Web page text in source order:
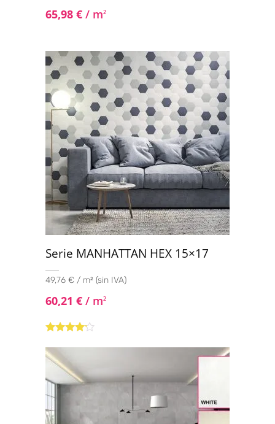
65,98 € / m2
Serie MANHATTAN HEX 15×17
49,76 € / m² (sin IVA)
60,21 € / m2
con4.00
de 5